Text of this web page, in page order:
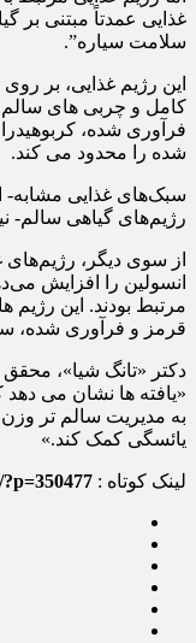
غذایی عمدتاً مبتنی بر
سلامت سیاره”.
این رژیم غذایی، بر
کامل و چربی های سالم
فرآوری شده،
شده را محدود می کند.
رژیم‌های گیاهی سالم-
از سوی دیگر،
انسولین را افزایش
مرتبط بودند. این
قرمز و فرآوری شده،
دکتر «تانگ شیا»،
«یافته ها نشان می
به مدیریت سالم تر
یائسگی کمک کند.»
لینک کوتاه :